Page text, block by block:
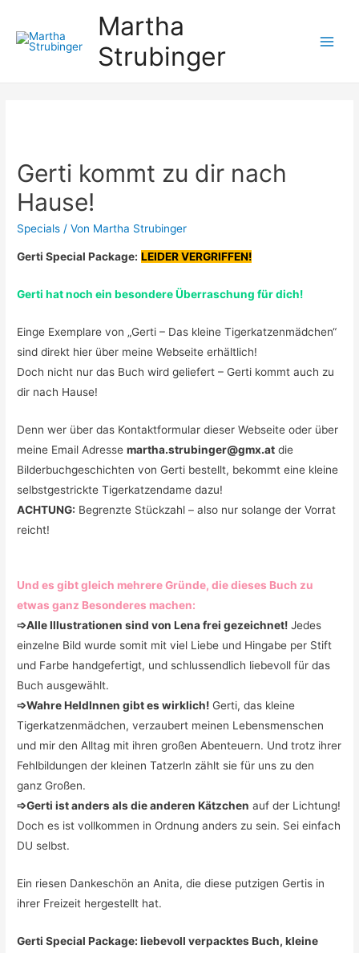
Martha
Strubinger
Gerti kommt zu dir nach
Hause!
Specials / Von Martha Strubinger
Gerti Special Package: LEIDER VERGRIFFEN!
Gerti hat noch ein besondere Überraschung für dich!
Einge Exemplare von „Gerti – Das kleine Tigerkatzenmädchen“
sind direkt hier über meine Webseite erhältlich!
Doch nicht nur das Buch wird geliefert – Gerti kommt auch zu
dir nach Hause!
Denn wer über das Kontaktformular dieser Webseite oder über
meine Email Adressemartha.strubinger@gmx.at die
Bilderbuchgeschichten von Gerti bestellt, bekommt eine kleine
selbstgestrickte Tigerkatzendame dazu!
ACHTUNG: Begrenzte Stückzahl – also nur solange der Vorrat
reicht!
Und es gibt gleich mehrere Gründe, die dieses Buch zu
etwas ganz Besonderes machen:
➩Alle Illustrationen sind von Lena frei gezeichnet! Jedes
einzelne Bild wurde somit mit viel Liebe und Hingabe per Stift
und Farbe handgefertigt, und schlussendlich liebevoll für das
Buch ausgewählt.
➩Wahre HeldInnen gibt es wirklich! Gerti, das kleine
Tigerkatzenmädchen, verzaubert meinen Lebensmenschen
und mir den Alltag mit ihren großen Abenteuern. Und trotz ihrer
Fehlbildungen der kleinen Tatzerln zählt sie für uns zu den
ganz Großen.
➩Gerti ist anders als die anderen Kätzchen auf der Lichtung!
Doch es ist vollkommen in Ordnung anders zu sein. Sei einfach
DU selbst.
Ein riesen Dankeschön an Anita, die diese putzigen Gertis in
ihrer Freizeit hergestellt hat.
Gerti Special Package: liebevoll verpacktes Buch, kleine